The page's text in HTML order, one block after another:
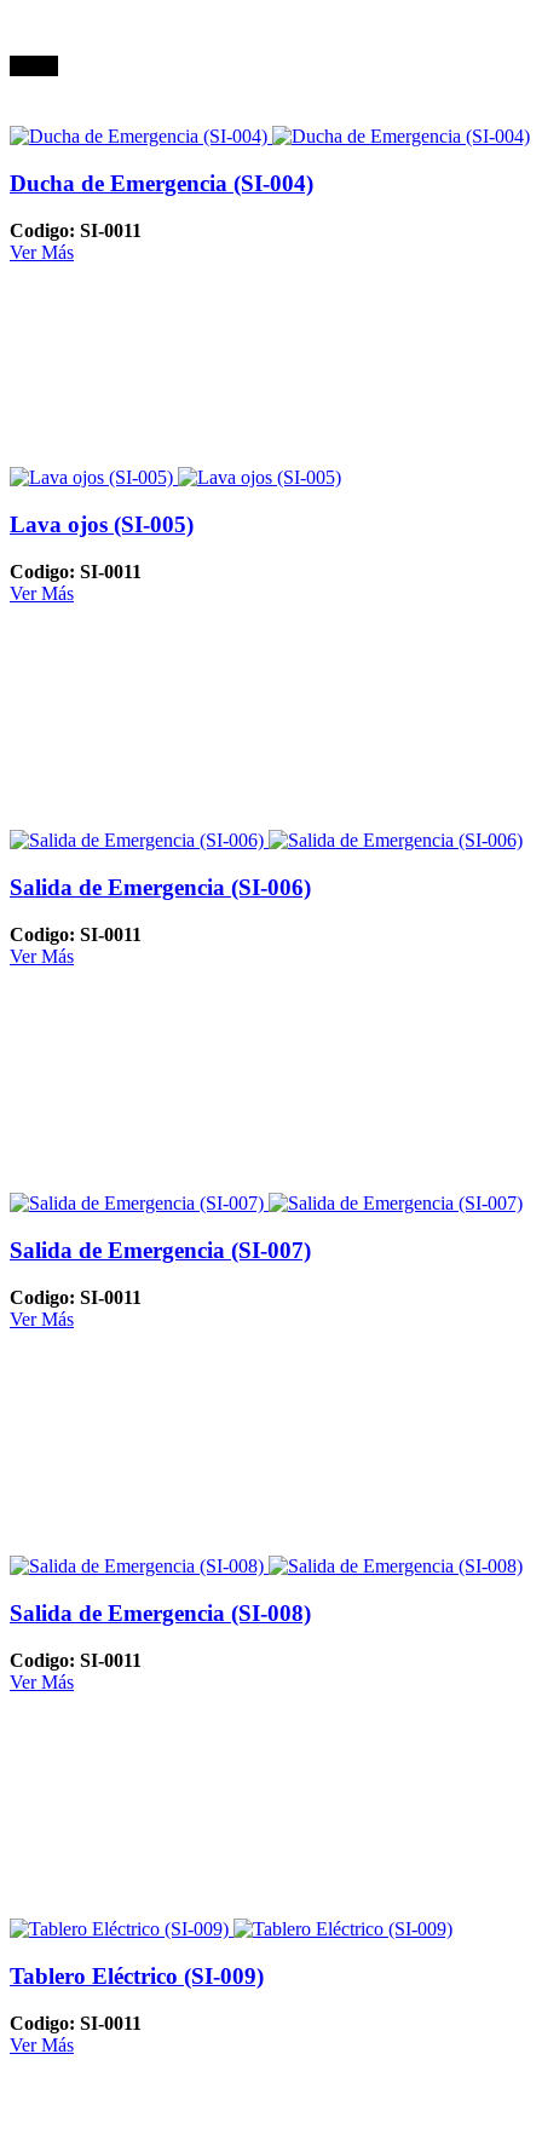
Ducha de Emergencia (SI-004)
Codigo: SI-0011
Ver Más
Lava ojos (SI-005)
Codigo: SI-0011
Ver Más
Salida de Emergencia (SI-006)
Codigo: SI-0011
Ver Más
Salida de Emergencia (SI-007)
Codigo: SI-0011
Ver Más
Salida de Emergencia (SI-008)
Codigo: SI-0011
Ver Más
Tablero Eléctrico (SI-009)
Codigo: SI-0011
Ver Más